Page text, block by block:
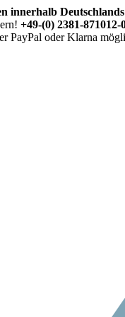
innerhalb Deutschlands
+49-(0) 2381-871012-
PayPal oder Klarna